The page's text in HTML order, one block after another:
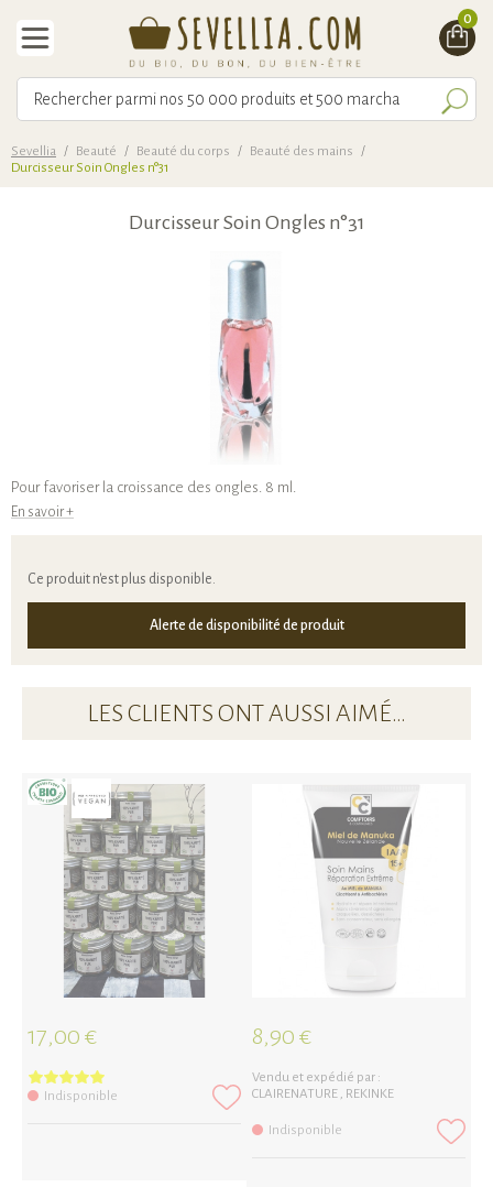
0
Sevellia / Beauté / Beauté du corps / Beauté des mains
/
Durcisseur Soin Ongles n°31
Durcisseur Soin Ongles n°31
Pour favoriser la croissance des ongles. 8 ml.
En savoir +
Ce produit n'est plus disponible.
Alerte de disponibilité de produit
LES CLIENTS ONT AUSSI AIMÉ…
17,00 €
Indisponible
8,90 €
Vendu et expédié par :
CLAIRENATURE , REKINKE
Indisponible